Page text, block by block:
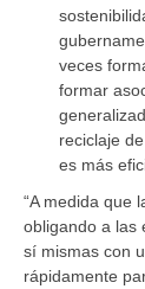
veces
formar
reciclaje
es más
“A medida que
obligando a las
sí mismas con
rápidamente